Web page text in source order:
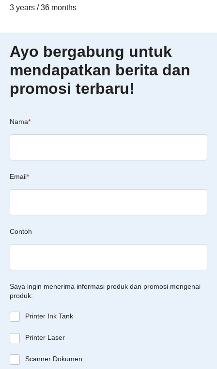
3 years / 36 months
Ayo bergabung untuk
mendapatkan berita dan
promosi terbaru!
Nama*
Email*
Contoh
Saya ingin menerima informasi produk dan promosi mengenai
produk:
Printer Ink Tank
Printer Laser
Scanner Dokumen